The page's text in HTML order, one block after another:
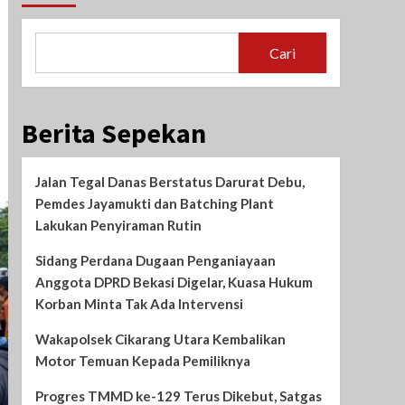
Cari
Berita Sepekan
Jalan Tegal Danas Berstatus Darurat Debu,
Pemdes Jayamukti dan Batching Plant
Lakukan Penyiraman Rutin
Sidang Perdana Dugaan Penganiayaan
Anggota DPRD Bekasi Digelar, Kuasa Hukum
Korban Minta Tak Ada Intervensi
Wakapolsek Cikarang Utara Kembalikan
Motor Temuan Kepada Pemiliknya
Progres TMMD ke-129 Terus Dikebut, Satgas